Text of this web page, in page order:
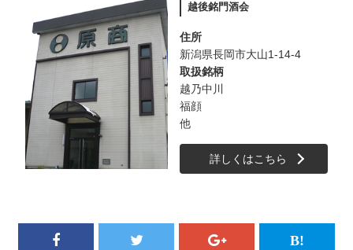
越後銘門酒会
住所
新潟県長岡市大山1-14-4
取扱銘柄
越乃中川
福顔
他
詳しくはこちら